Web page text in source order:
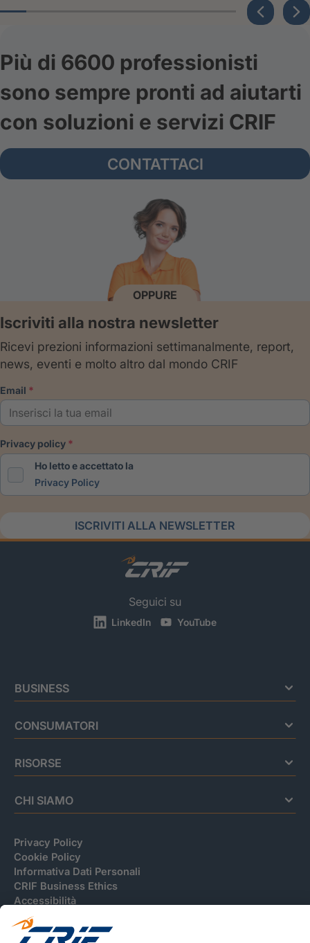
Più di 6600 professionisti
sono sempre pronti ad aiutarti
con soluzioni e servizi CRIF
CONTATTACI
OPPURE
Iscriviti alla nostra newsletter
Ricevi prezioni informazioni settimanalmente, report,
news, eventi e molto altro dal mondo CRIF
email
privacy policy
Ho letto e accettato la
Privacy Policy
ISCRIVITI ALLA NEWSLETTER
Seguici su
LinkedIn YouTube
BUSINESS
CONSUMATORI
RISORSE
CHI SIAMO
Privacy Policy
Cookie Policy
Informativa Dati Personali
CRIF Business Ethics
Accessibilità
Informativa Privacy Relativa Al Sistema Di Informazioni
Creditizie